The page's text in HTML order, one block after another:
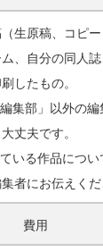
生原稿、コピ
、自分の同人誌
したもの。
集部」以外の編
丈夫です。
いる作品につい
者にお伝えくだ
費用